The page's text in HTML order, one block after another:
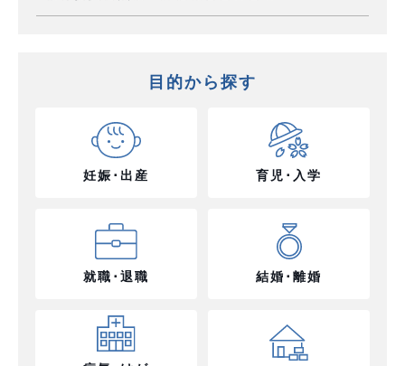
目的から探す
妊娠･出産 育児･入学
就職･退職 結婚･離婚